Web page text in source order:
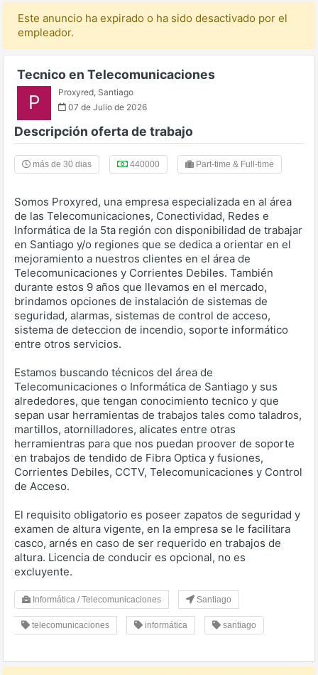
Este anuncio ha expirado o ha sido desactivado por el
empleador.
Tecnico en Telecomunicaciones
P Proxyred, Santiago
07 de Julio de 2026
Descripción oferta de trabajo
más de 30 dias 440000 Part-time & Full-time
Somos Proxyred, una empresa especializada en al área
de las Telecomunicaciones, Conectividad, Redes e
Informática de la 5ta región con disponibilidad de trabajar
en Santiago y/o regiones que se dedica a orientar en el
mejoramiento a nuestros clientes en el área de
Telecomunicaciones y Corrientes Debiles. También
durante estos 9 años que llevamos en el mercado,
brindamos opciones de instalación de sistemas de
seguridad, alarmas, sistemas de control de acceso,
sistema de deteccion de incendio, soporte informático
entre otros servicios.
Estamos buscando técnicos del área de
Telecomunicaciones o Informática de Santiago y sus
alrededores, que tengan conocimiento tecnico y que
sepan usar herramientas de trabajos tales como taladros,
martillos, atornilladores, alicates entre otras
herramientras para que nos puedan proover de soporte
en trabajos de tendido de Fibra Optica y fusiones,
Corrientes Debiles, CCTV, Telecomunicaciones y Control
de Acceso.
El requisito obligatorio es poseer zapatos de seguridad y
examen de altura vigente, en la empresa se le facilitara
casco, arnés en caso de ser requerido en trabajos de
altura. Licencia de conducir es opcional, no es
excluyente.
Informática / Telecomunicaciones Santiago
telecomunicaciones informática santiago